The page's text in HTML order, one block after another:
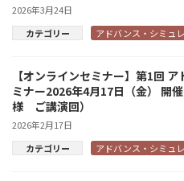
2026年3月24日
カテゴリー
アドバンス・シミュ
【オンラインセミナー】第1回
ミナー2026年4月17日（金）
様 ご講演回）
2026年2月17日
カテゴリー
アドバンス・シミュ